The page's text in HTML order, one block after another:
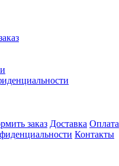
заказ Доставка Оплата
Контакты